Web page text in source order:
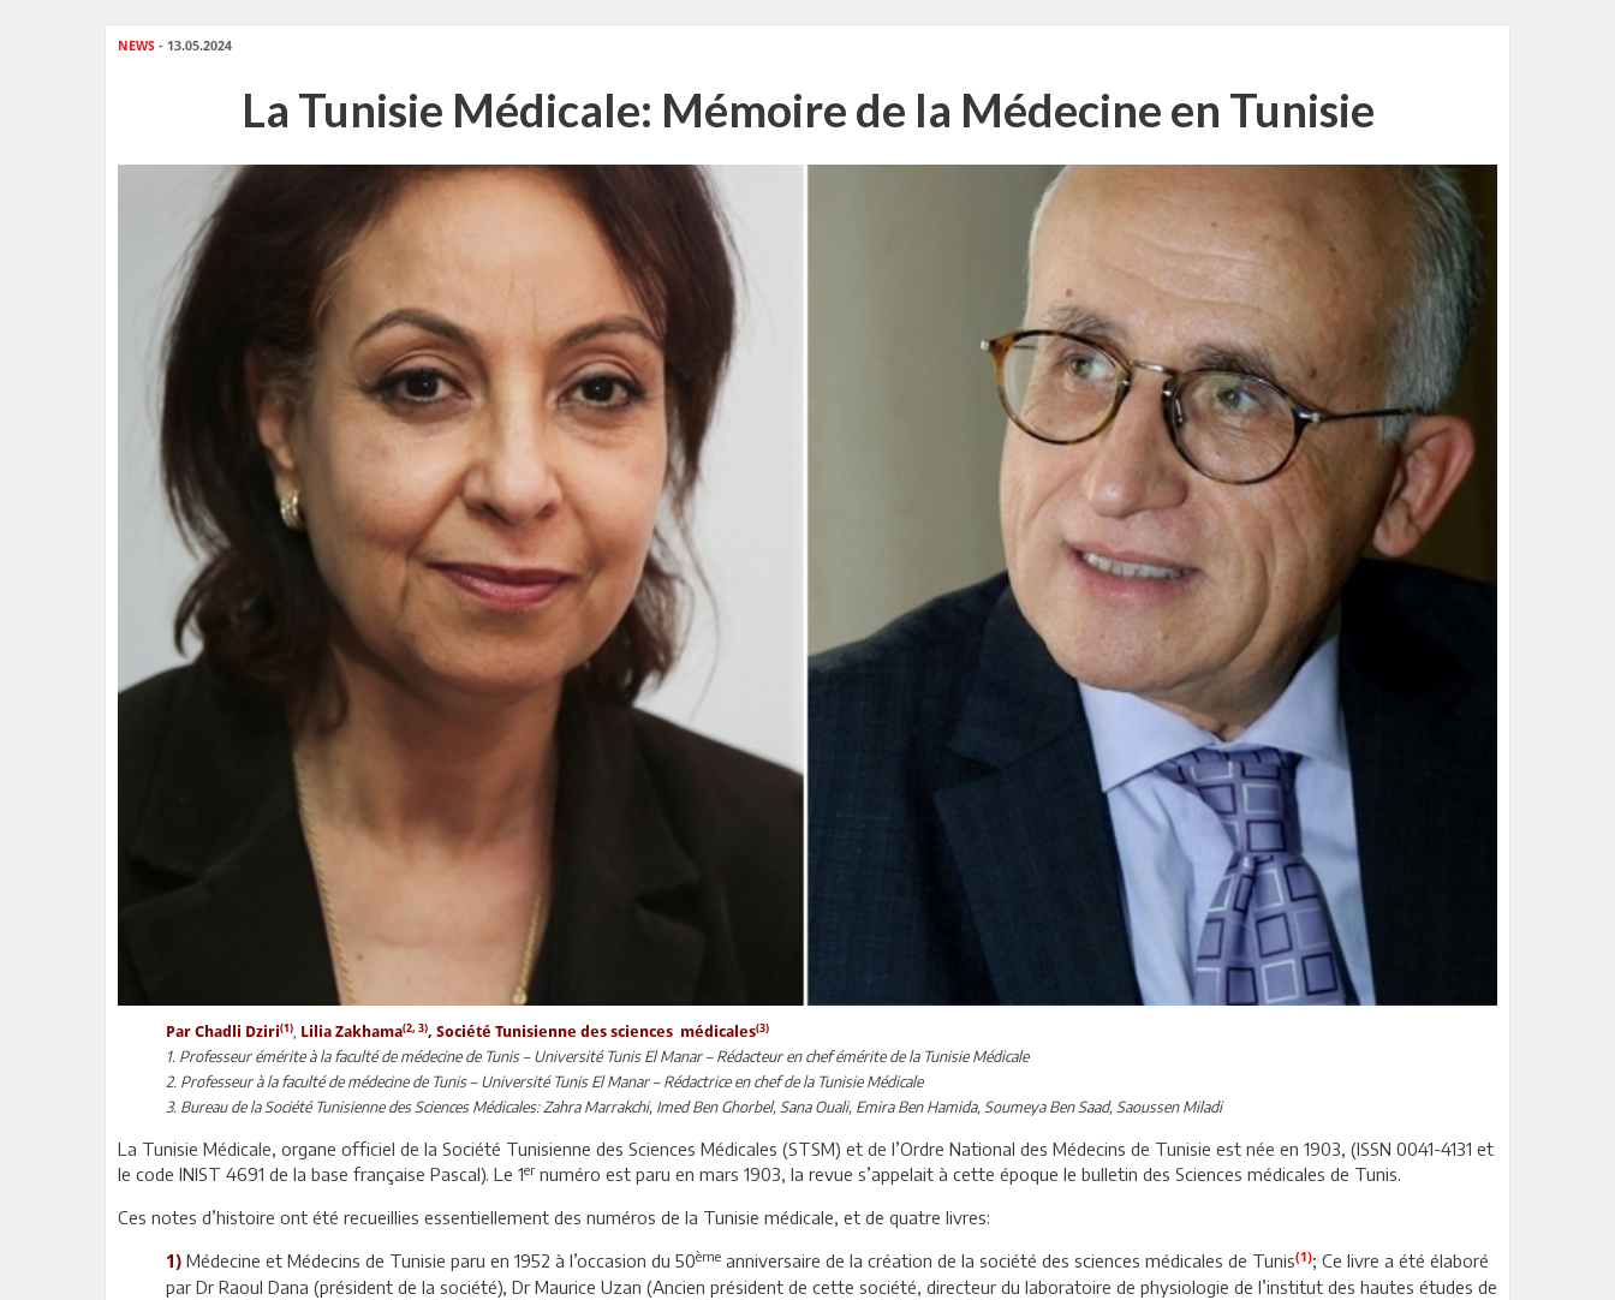
NEWS - 13.05.2024
La Tunisie Médicale: Mémoire de la Médecine en Tunisie
Par Chadli Dziri(1), Lilia Zakhama(2, 3), Société Tunisienne des sciences médicales(3)
1. Professeur émérite à la faculté de médecine de Tunis – Université Tunis El Manar – Rédacteur en chef émérite de la Tunisie Médicale
2. Professeur à la faculté de médecine de Tunis – Université Tunis El Manar – Rédactrice en chef de la Tunisie Médicale
3. Bureau de la Société Tunisienne des Sciences Médicales: Zahra Marrakchi, Imed Ben Ghorbel, Sana Ouali, Emira Ben Hamida, Soumeya Ben Saad, Saoussen Miladi
La Tunisie Médicale, organe officiel de la Société Tunisienne des Sciences Médicales (STSM) et de l’Ordre National des Médecins de Tunisie est née en 1903, (ISSN 0041-4131 et
le code INIST 4691 de la base française Pascal). Le 1ernuméro est paru en mars 1903, la revue s’appelait à cette époque le bulletin des Sciences médicales de Tunis.
Ces notes d’histoire ont été recueillies essentiellement des numéros de la Tunisie médicale, et de quatre livres:
1) Médecine et Médecins de Tunisie paru en 1952 à l’occasion du 50ème anniversaire de la création de la société des sciences médicales de Tunis(1); Ce livre a été élaboré
par Dr Raoul Dana (président de la société), Dr Maurice Uzan (Ancien président de cette société, directeur du laboratoire de physiologie de l’institut des hautes études de